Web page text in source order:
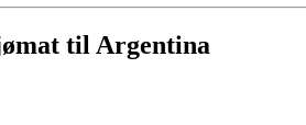
til Argentina